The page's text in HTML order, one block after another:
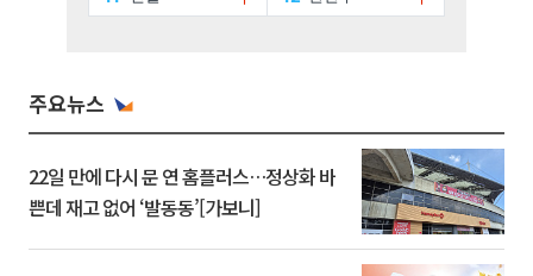
주요뉴스
22일 만에 다시 문 연 홈플러스…정상화 바
쁜데 재고 없어 ‘발동동’[가보니]